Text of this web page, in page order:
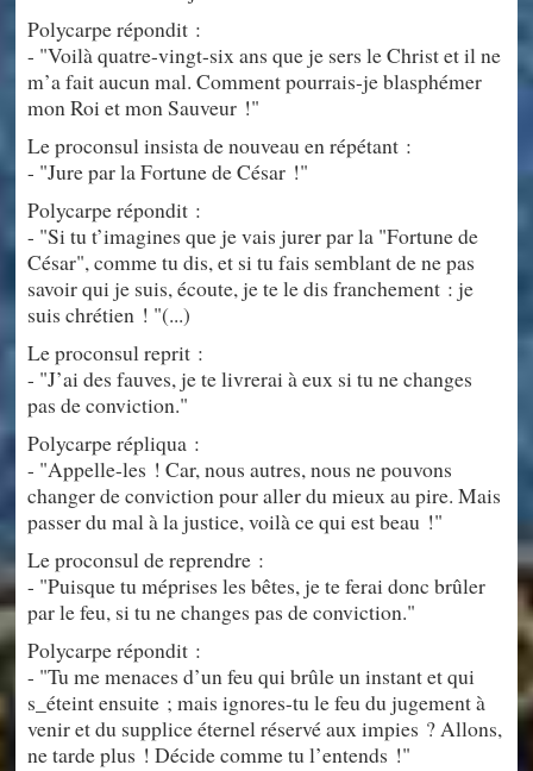
Polycarpe répondit :
- "Voilà quatre-vingt-six ans que je sers le Christ et il ne
m’a fait aucun mal. Comment pourrais-je blasphémer
mon Roi et mon Sauveur !"
Le proconsul insista de nouveau en répétant :
- "Jure par la Fortune de César !"
Polycarpe répondit :
- "Si tu t’imagines que je vais jurer par la "Fortune de
César", comme tu dis, et si tu fais semblant de ne pas
savoir qui je suis, écoute, je te le dis franchement : je
suis chrétien ! "(...)
Le proconsul reprit :
- "J’ai des fauves, je te livrerai à eux si tu ne changes
pas de conviction."
Polycarpe répliqua :
- "Appelle-les ! Car, nous autres, nous ne pouvons
changer de conviction pour aller du mieux au pire. Mais
passer du mal à la justice, voilà ce qui est beau !"
Le proconsul de reprendre :
- "Puisque tu méprises les bêtes, je te ferai donc brûler
par le feu, si tu ne changes pas de conviction."
Polycarpe répondit :
- "Tu me menaces d’un feu qui brûle un instant et qui
s_éteint ensuite ; mais ignores-tu le feu du jugement à
venir et du supplice éternel réservé aux impies ? Allons,
ne tarde plus ! Décide comme tu l’entends !"